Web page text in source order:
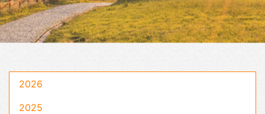
2026
2025